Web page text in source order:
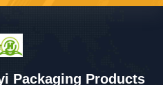
Packaging Products